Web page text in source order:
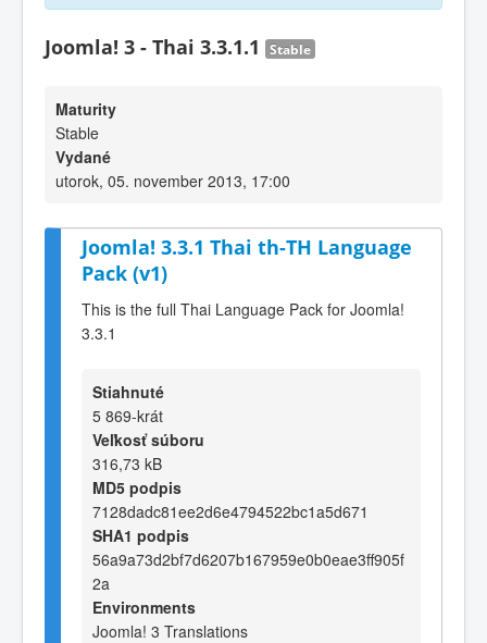
Joomla! 3 - Thai 3.3.1.1 Stable
Maturity
Stable
Vydané
utorok, 05. november 2013, 17:00
Joomla! 3.3.1 Thai th-TH Language
Pack (v1)
This is the full Thai Language Pack for Joomla!
3.3.1
Stiahnuté
5 869-krát
Veľkosť súboru
316,73 kB
MD5 podpis
7128dadc81ee2d6e4794522bc1a5d671
SHA1 podpis
56a9a73d2bf7d6207b167959e0b0eae3ff905f
2a
Environments
Joomla! 3 Translations